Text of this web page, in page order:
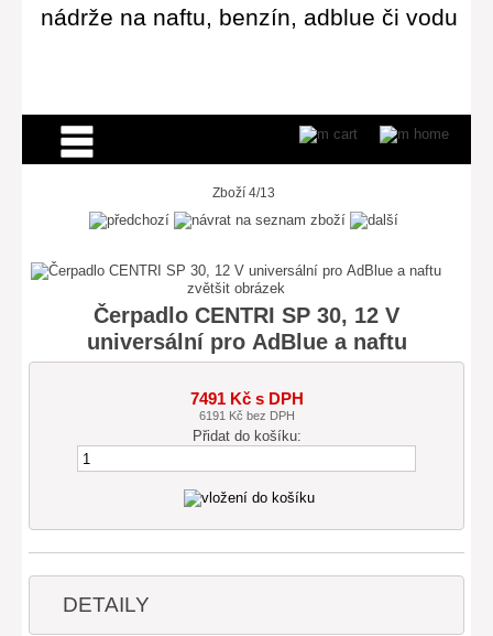
nádrže na naftu, benzín, adblue či vodu
Zboží 4/13
zvětšit obrázek
Čerpadlo CENTRI SP 30, 12 V
universální pro AdBlue a naftu
7491 Kč s DPH
6191 Kč bez DPH
DETAILY